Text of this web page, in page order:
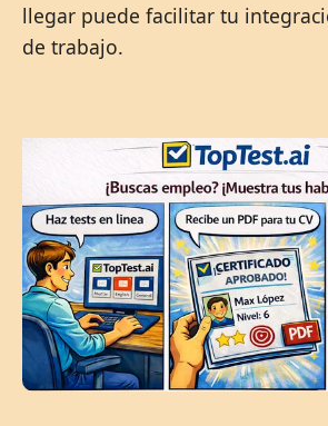
llegar puede facilitar tu
de trabajo.